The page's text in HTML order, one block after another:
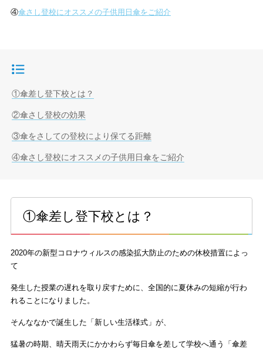
④傘さし登校にオススメの子供用日傘をご紹介
①傘差し登下校とは？
②傘さし登校の効果
③傘をさしての登校により保てる距離
④傘さし登校にオススメの子供用日傘をご紹介
①傘差し登下校とは？
2020年の新型コロナウィルスの感染拡大防止のための休校措置によっ
て
発生した授業の遅れを取り戻すために、全国的に夏休みの短縮が行わ
れることになりました。
そんななかで誕生した「新しい生活様式」が、
猛暑の時期、晴天雨天にかかわらず毎日傘を差して学校へ通う「傘差